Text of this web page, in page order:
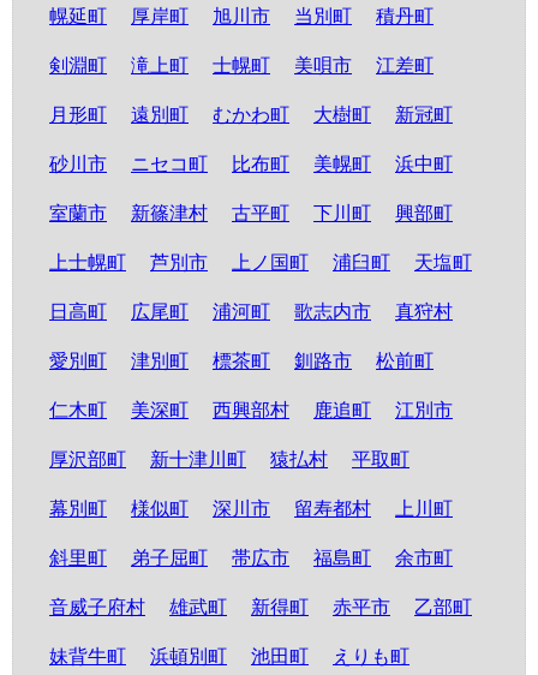
幌延町 厚岸町 旭川市 当別町 積丹町
剣淵町 滝上町 士幌町 美唄市 江差町
月形町 遠別町 むかわ町 大樹町 新冠町
砂川市 ニセコ町 比布町 美幌町 浜中町
室蘭市 新篠津村 古平町 下川町 興部町
上士幌町 芦別市 上ノ国町 浦臼町 天塩町
日高町 広尾町 浦河町 歌志内市 真狩村
愛別町 津別町 標茶町 釧路市 松前町
仁木町 美深町 西興部村 鹿追町 江別市
厚沢部町 新十津川町 猿払村 平取町
幕別町 様似町 深川市 留寿都村 上川町
斜里町 弟子屈町 帯広市 福島町 余市町
音威子府村 雄武町 新得町 赤平市 乙部町
妹背牛町 浜頓別町 池田町 えりも町